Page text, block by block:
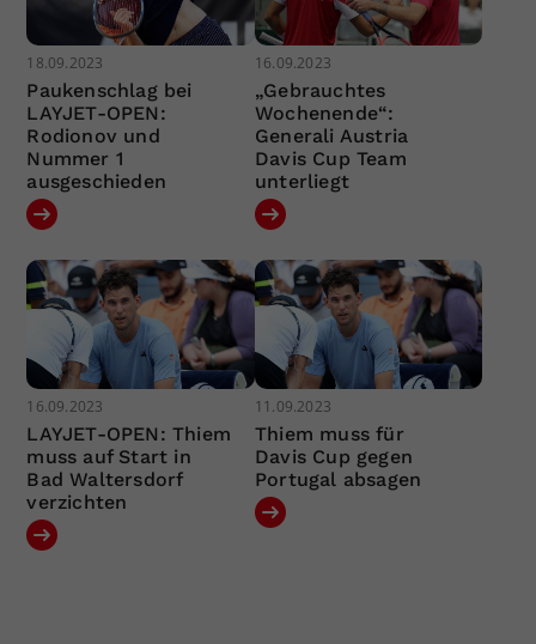
18.09.2023
Paukenschlag bei
LAYJET-OPEN:
Rodionov und
Nummer 1
ausgeschieden
16.09.2023
„Gebrauchtes
Wochenende“:
Generali Austria
Davis Cup Team
unterliegt
16.09.2023
LAYJET-OPEN: Thiem
muss auf Start in
Bad Waltersdorf
verzichten
11.09.2023
Thiem muss für
Davis Cup gegen
Portugal absagen